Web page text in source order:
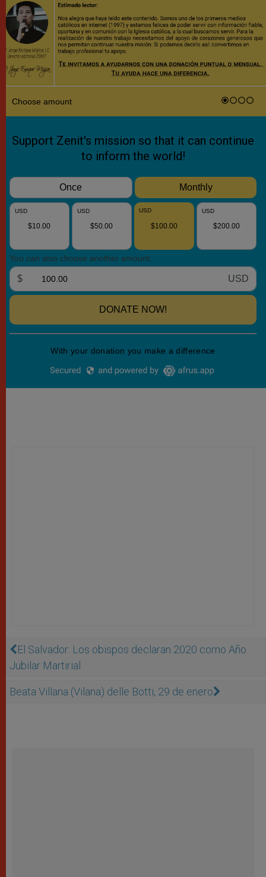
El Salvador: Los obispos declaran 2020 como Año
Jubilar Martirial
Beata Villana (Vilana) delle Botti, 29 de enero